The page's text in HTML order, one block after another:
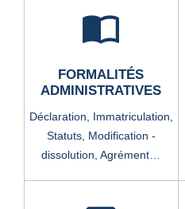
import_contacts
FORMALITÉS
ADMINISTRATIVES
Déclaration, Immatriculation,
Statuts, Modification -
dissolution,Agrément…